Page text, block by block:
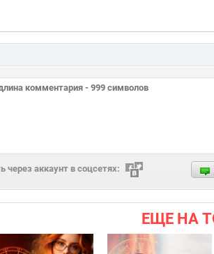
аккаунт в соцсетях:
ЕЩЕ НА